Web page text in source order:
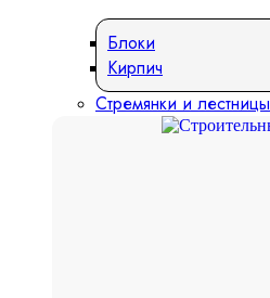
Блоки
Кирпич
Стремянки и лестницы